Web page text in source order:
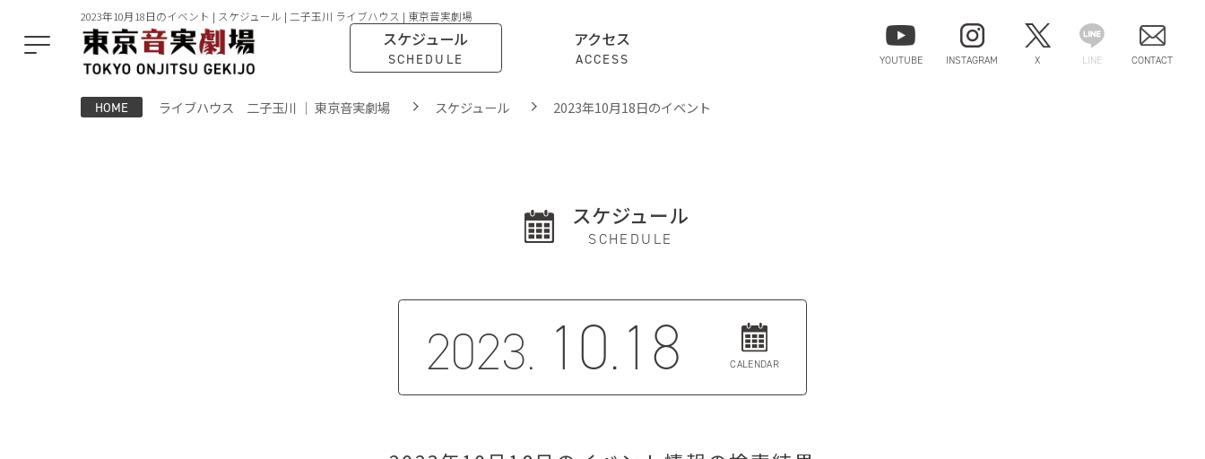
2023年10月18日のイベント | スケジュール | 二子玉川 ライブハウス | 東京音実劇場
スケジュール
SCHEDULE
アクセス
ACCESS YOUTUBE INSTAGRAM X LINE CONTACT
HOME ライブハウス 二子玉川 ｜ 東京音実劇場 スケジュール 2023年10月18日のイベント
スケジュール
SCHEDULE
2023. 10.18 CALENDAR